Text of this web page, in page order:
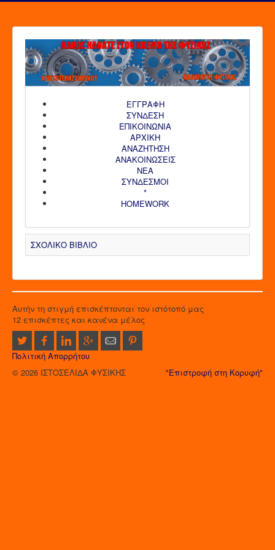
ΕΓΓΡΑΦΗ
ΣΥΝΔΕΣΗ
ΕΠΙΚΟΙΝΩΝΙΑ
ΑΡΧΙΚΗ
AΝΑΖΗΤΗΣΗ
ΑΝΑΚΟΙΝΩΣΕΙΣ
ΝΕΑ
ΣΥΝΔΕΣΜΟΙ
*
HOMEWORK
ΣΧΟΛΙΚΟ ΒΙΒΛΙΟ
Αυτήν τη στιγμή επισκέπτονται τον ιστότοπό μας
12 επισκέπτες και κανένα μέλος
Πολιτική Απορρήτου
"Επιστροφή στη Κορυφή"
© 2026 ΙΣΤΟΣΕΛΙΔΑ ΦΥΣΙΚΗΣ